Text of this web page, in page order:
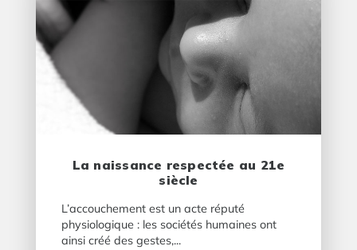
La naissance respectée au 21e
siècle
L’accouchement est un acte réputé
physiologique : les sociétés humaines ont
ainsi créé des gestes,...